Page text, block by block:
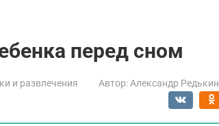
перед сном
и развлечения Автор: Александр Редькин